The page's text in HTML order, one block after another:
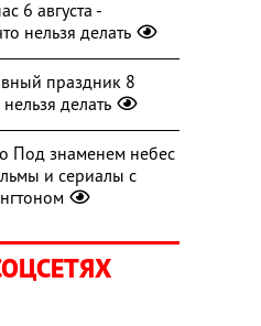
6 августа -
нельзя делать
праздник 8
нельзя делать
Под знаменем небес
и сериалы с